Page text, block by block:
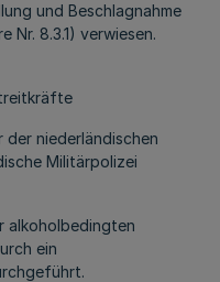
und Beschlagnahme
Nr. 8.3.1) verwiesen.
der niederländischen
Militärpolizei
alkoholbedingten
ein